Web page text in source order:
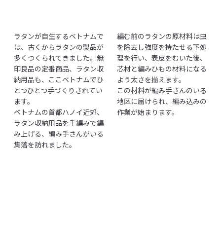
ラタンが自生するベトナムで
は、古くからラタンの製品が
多くつくられてきました。無
印良品の定番商品、ラタン収
納用品も、ここベトナムでひ
とつひとつ手づくりされてい
ます。
ベトナムの首都ハノイ近郊、
ラタン収納用品を手編みで編
み上げる、編み手さんがいる
集落を訪れました。
編む前のラタンの原材料は虫
を除去し強度を持たせる下処
理を行い、表皮をむいた後、
芯材と編みひもの材料になる
よう太さを揃えます。
この材料が編み手さんのいる
地区に届けられ、編み込みの
作業が始まります。